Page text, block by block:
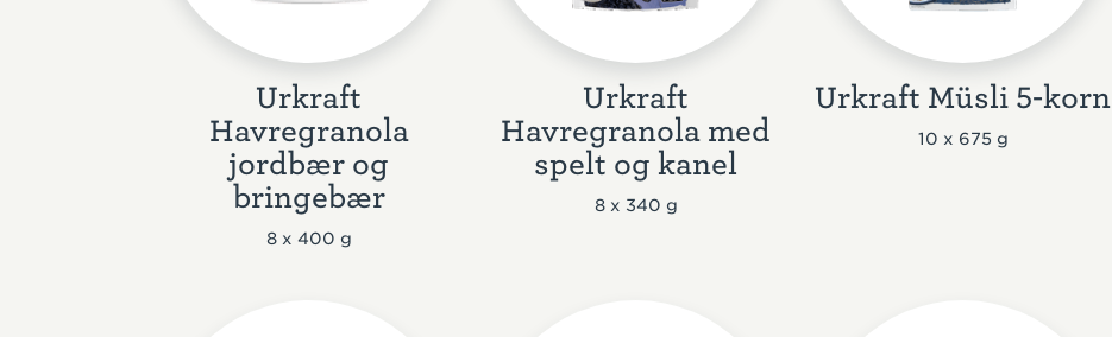
Urkraft
Havregranola
jordbær og
bringebær
8 x 400 g
Urkraft
Havregranola med
spelt og kanel
8 x 340 g
Urkraft Müsli 5-korn
10 x 675 g